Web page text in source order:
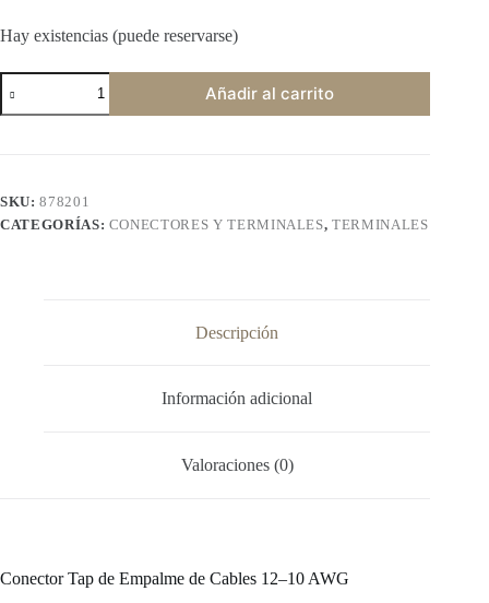
Hay existencias (puede reservarse)
Conector
rapido
automotriz
Añadir al carrito
SKU:878201
CATEGORÍAS: CONECTORES Y TERMINALES,TERMINALES
Descripción
Información adicional
Valoraciones (0)
Conector Tap de Empalme de Cables 12–10 AWG